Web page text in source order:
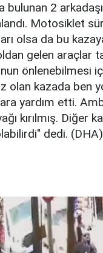
2
Motosiklet
olsa da bu
gelen araçlar
önlenebilmesi
olan kazada ben
yardım etti.
kırılmış. Diğer
dedi. (DHA)